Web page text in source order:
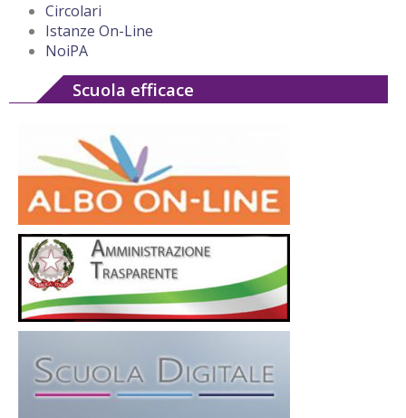
Circolari
Istanze On-Line
NoiPA
Scuola efficace